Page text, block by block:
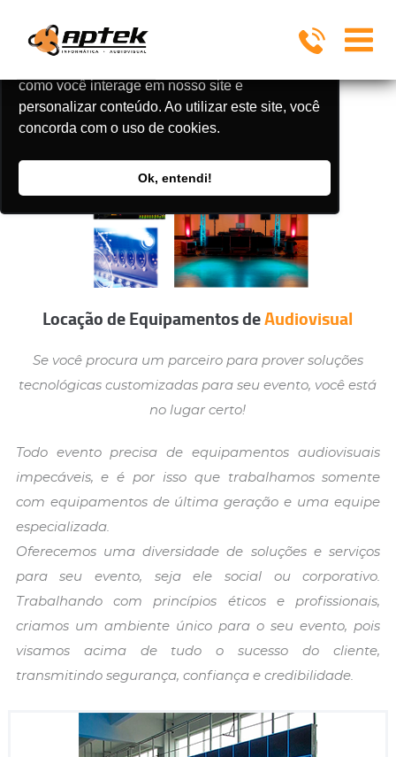
Utilizamos cookies para oferecer melhor
como você interage em nosso site e
personalizar conteúdo. Ao utilizar este site, você
concorda com o uso de cookies.
Ok, entendi!
Locação de Equipamentos deAudiovisual
Se você procura um parceiro para prover soluções
tecnológicas customizadas para seu evento, você está
no lugar certo!
Todo evento precisa de equipamentos audiovisuais
impecáveis, e é por isso que trabalhamos somente
com equipamentos de última geração e uma equipe
especializada.
Oferecemos uma diversidade de soluções e serviços
para seu evento, seja ele social ou corporativo.
Trabalhando com princípios éticos e profissionais,
criamos um ambiente único para o seu evento, pois
visamos acima de tudo o sucesso do cliente,
transmitindo segurança, confiança e credibilidade.